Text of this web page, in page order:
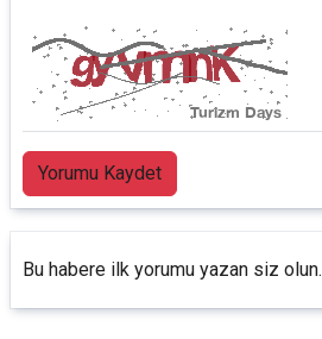
Yorumu Kaydet
Bu habere ilk yorumu yazan siz olun.